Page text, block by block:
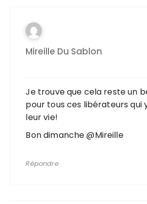
Mireille Du Sablon
Je trouve que cela reste un
pour tous ces libérateurs qui
leur vie!
Bon dimanche @Mireille
Répondre